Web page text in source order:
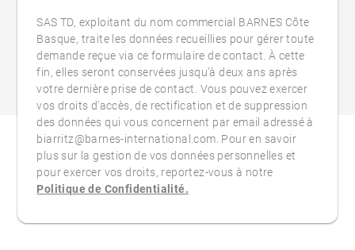
SAS TD, exploitant du nom commercial BARNES Côte
Basque, traite les données recueillies pour gérer toute
demande reçue via ce formulaire de contact. À cette
fin, elles seront conservées jusqu’à deux ans après
votre dernière prise de contact. Vous pouvez exercer
vos droits d'accès, de rectification et de suppression
des données qui vous concernent par email adressé à
biarritz@barnes-international.com. Pour en savoir
plus sur la gestion de vos données personnelles et
pour exercer vos droits, reportez-vous à notre
Politique de Confidentialité.